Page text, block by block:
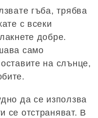
гъба, трябва
с всеки
добре.
само
на слънце,
да се използва
се отстраняват. В